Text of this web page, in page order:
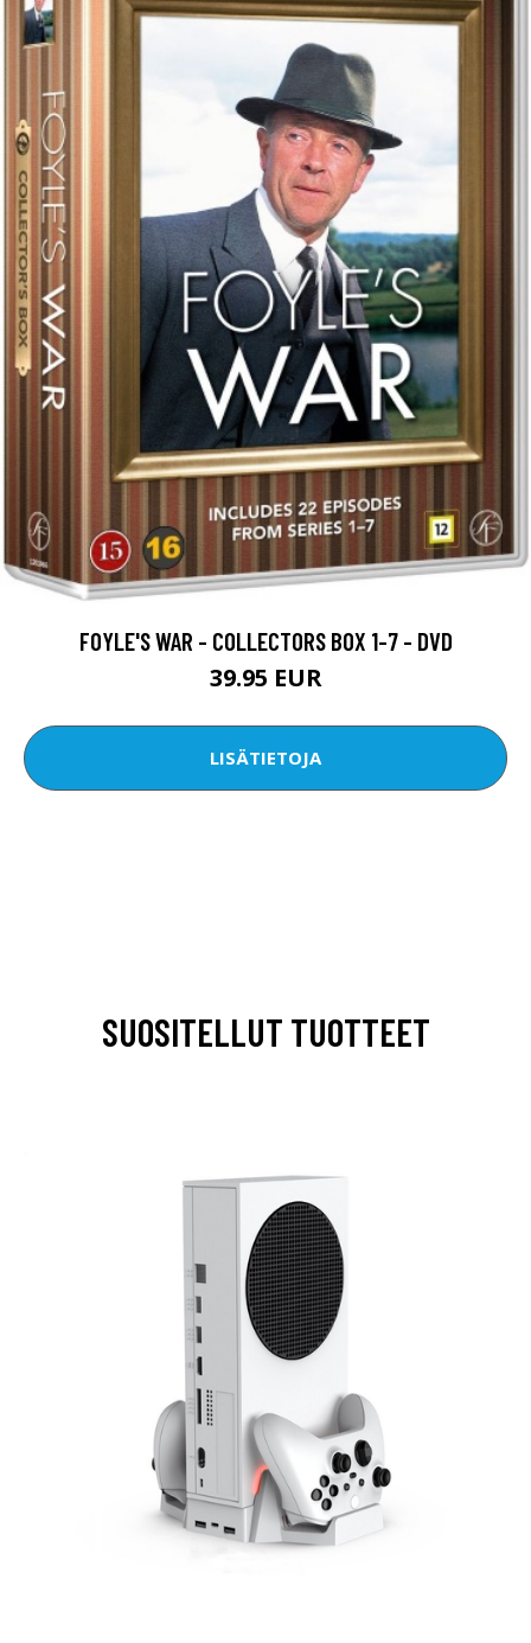
FOYLE'S WAR - COLLECTORS BOX 1-7 - DVD
39.95 EUR
LISÄTIETOJA
SUOSITELLUT TUOTTEET